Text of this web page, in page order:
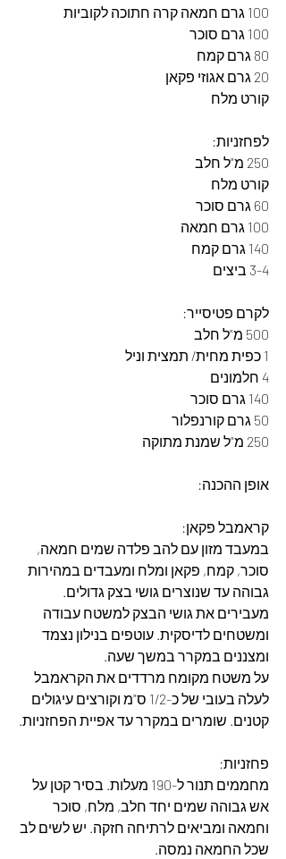
100 גרם חמאה קרה חתוכה לקוביות
100 גרם סוכר
80 גרם קמח
20 גרם אגוזי פקאן
קורט מלח
לפחזניות:
250 מ"ל חלב
קורט מלח
60 גרם סוכר
100 גרם חמאה
140 גרם קמח
3-4 ביצים
לקרם פטיסייר:
500 מ"ל חלב
1 כפית מחית/ תמצית וניל
4 חלמונים
140 גרם סוכר
50 גרם קורנפלור
250 מ"ל שמנת מתוקה
אופן ההכנה:
קראמבל פקאן:
במעבד מזון עם להב פלדה שמים חמאה,
סוכר, קמח, פקאן ומלח ומעבדים במהירות
גבוהה עד שנוצרים גושי בצק גדולים.
מעבירים את גושי הבצק למשטח עבודה
ומשטחים לדיסקית. עוטפים בנילון נצמד
ומצננים במקרר במשך שעה.
על משטח מקומח מרדדים את הקראמבל
לעלה בעובי של כ-1/2 ס"מ וקורצים עיגולים
קטנים. שומרים במקרר עד אפיית הפחזניות.
פחזניות:
מחממים תנור ל-190 מעלות. בסיר קטן על
אש גבוהה שמים יחד חלב, מלח, סוכר
וחמאה ומביאים לרתיחה חזקה. יש לשים לב
שכל החמאה נמסה.